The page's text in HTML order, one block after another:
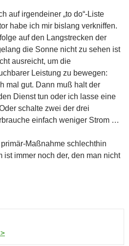
auf irgendeiner „to do“-Liste
habe ich mir bislang verkniffen.
auf den Langstrecken der
die Sonne nicht zu sehen ist
ausreicht, um die
Leistung zu bewegen:
mal gut. Dann muß halt der
Dienst tun oder ich lasse eine
schalte zwei der drei
einfach weniger Strom …
Maßnahme schlechthin
ist immer noch der, den man nicht